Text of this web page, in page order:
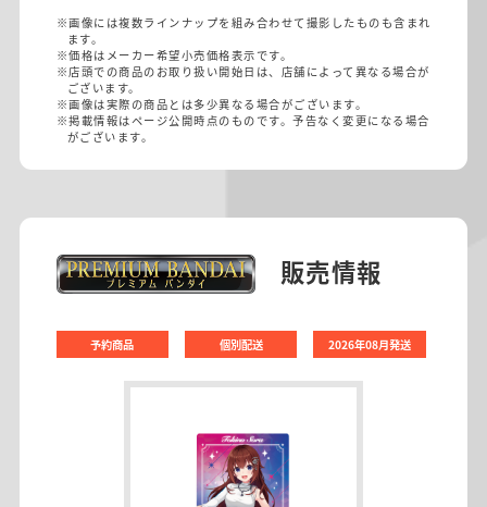
※画像には複数ラインナップを組み合わせて撮影したものも含まれ
ます。
※価格はメーカー希望小売価格表示です。
※店頭での商品のお取り扱い開始日は、店舗によって異なる場合が
ございます。
※画像は実際の商品とは多少異なる場合がございます。
※掲載情報はページ公開時点のものです。予告なく変更になる場合
がございます。
販売情報
予約商品 個別配送 2026年08月発送